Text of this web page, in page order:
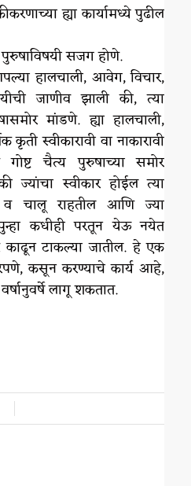
ह्या कार्यामध्ये पुढील
सजग होणे.
हालचाली, आवेग, विचार,
जाणीव झाली की, त्या
मांडणे. ह्या हालचाली,
स्वीकारावी वा नाकारावी
गोष्ट चैत्य पुरुषाच्या समोर
ज्यांचा स्वीकार होईल त्या
व चालू राहतील आणि ज्या
कधीही परतून येऊ नयेत
काढून टाकल्या जातील. हे एक
कसून करण्याचे कार्य आहे,
लागू शकतात.